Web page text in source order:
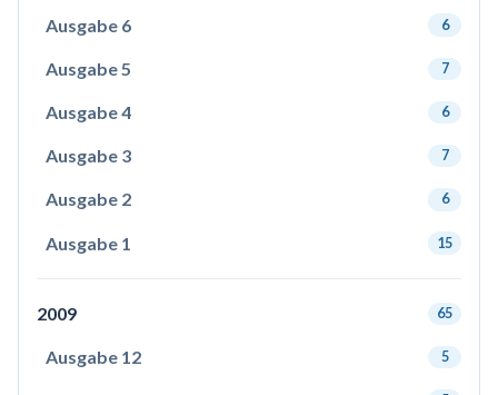
Ausgabe 6 6
Ausgabe 5 7
Ausgabe 4 6
Ausgabe 3 7
Ausgabe 2 6
Ausgabe 1 15
2009 65
Ausgabe 12 5